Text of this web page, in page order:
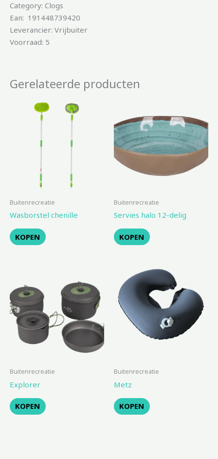
Category: Clogs
Ean: 191448739420
Leverancier: Vrijbuiter
Voorraad: 5
Gerelateerde producten
Buitenrecreatie
Wasborstel chenille
KOPEN
Buitenrecreatie
Servies halo 12-delig
KOPEN
Buitenrecreatie
Explorer
KOPEN
Buitenrecreatie
Metz
KOPEN